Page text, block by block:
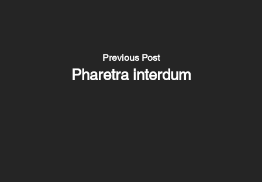
Previous Post
Pharetra interdum